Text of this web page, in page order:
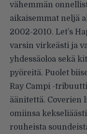
vähemmän
aikaisemmat neljä
2002-2010. Let’s
varsin virkeästi ja
yhdessäoloa sekä
pyöreitä. Puolet
Ray Campi -
äänitettä.
omiinsa
rouheista